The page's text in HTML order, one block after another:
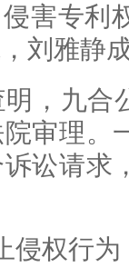
害专利
刘雅静
，九合
审理。
讼请求
侵权行